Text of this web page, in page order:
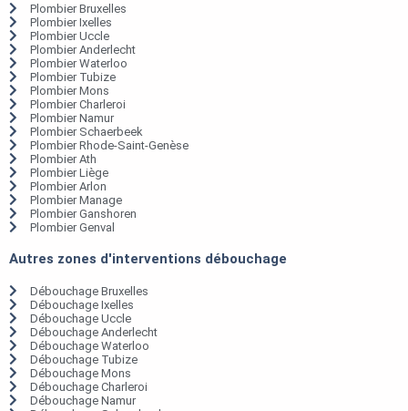
Plombier Bruxelles
Plombier Ixelles
Plombier Uccle
Plombier Anderlecht
Plombier Waterloo
Plombier Tubize
Plombier Mons
Plombier Charleroi
Plombier Namur
Plombier Schaerbeek
Plombier Rhode-Saint-Genèse
Plombier Ath
Plombier Liège
Plombier Arlon
Plombier Manage
Plombier Ganshoren
Plombier Genval
Autres zones d'interventions débouchage
Débouchage Bruxelles
Débouchage Ixelles
Débouchage Uccle
Débouchage Anderlecht
Débouchage Waterloo
Débouchage Tubize
Débouchage Mons
Débouchage Charleroi
Débouchage Namur